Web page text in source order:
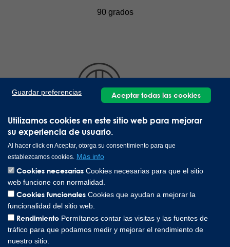
Utilizamos cookies en este sitio web para mejorar
su experiencia de usuario.
Al hacer click en Aceptar, otorga su consentimiento para que
establezcamos cookies. Más info
Cookies necesarias Cookies necesarias para que el sitio
web funcione con normalidad.
Cookies funcionales Cookies que ayudan a mejorar la
funcionalidad del sitio web.
Rendimiento Permítanos contar las visitas y las fuentes de
tráfico para que podamos medir y mejorar el rendimiento de
nuestro sitio.
Guardar preferencias Aceptar todas las cookies
90 grados
180 grados